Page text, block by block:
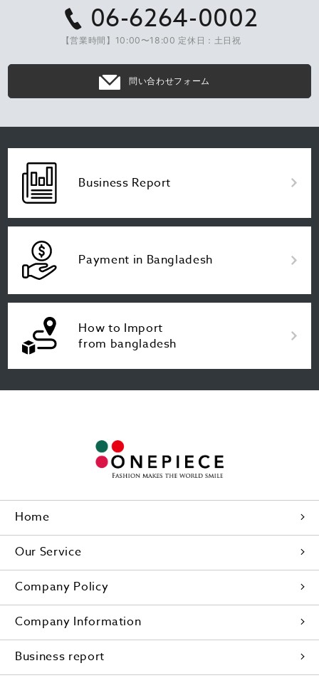
06-6264-0002
【営業時間】10:00〜18:00 定休日：土日祝
問い合わせフォーム
Business Report
Payment in Bangladesh
How to Import
from bangladesh
Home
Our Service
Company Policy
Company Information
Business report